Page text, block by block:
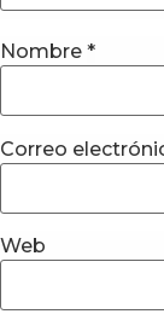
Nombre *
Correo
Web